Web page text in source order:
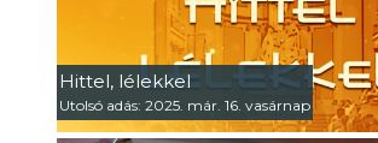
Hittel, lélekkel
Utolsó adás: 2025. már. 16. vasárnap